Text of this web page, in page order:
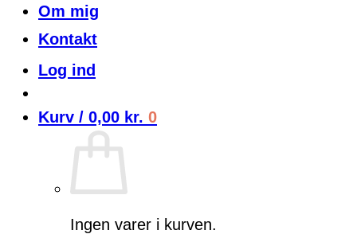
Om mig
Kontakt
Log ind
Kurv / 0,00 kr. 0
Ingen varer i kurven.